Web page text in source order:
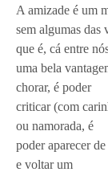
A amizade é um
sem algumas das
que é, cá entre
uma bela
chorar, é poder
criticar (com
ou namorada, é
poder aparecer
e voltar um